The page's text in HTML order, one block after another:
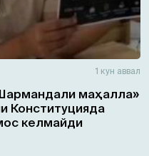
1 кун аввал
маҳалла»
Конституцияда
келмайди